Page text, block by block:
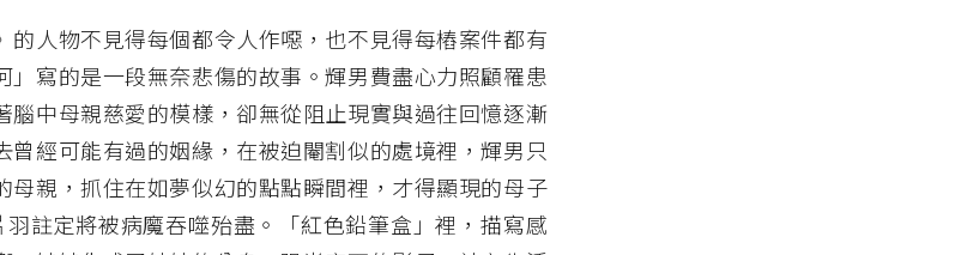
的人物不見得每個都令人作噁，也不見得每樁案件都有
」寫的是一段無奈悲傷的故事。輝男費盡心力照顧罹患
腦中母親慈愛的模樣，卻無從阻止現實與過往回憶逐漸
曾經可能有過的姻緣，在被迫閹割似的處境裡，輝男只
母親，抓住在如夢似幻的點點瞬間裡，才得顯現的母子
註定將被病魔吞噬殆盡。「紅色鉛筆盒」裡，描寫感